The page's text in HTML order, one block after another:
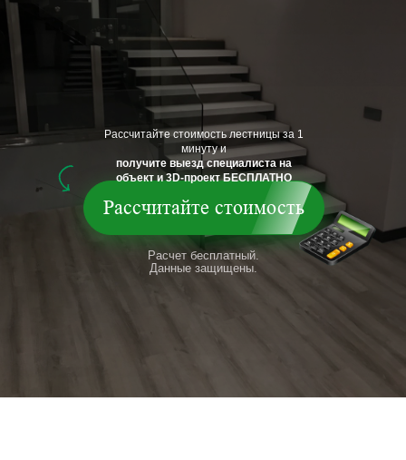
Рассчитайте стоимость
Расчет бесплатный.
Данные защищены.
Рассчитайте стоимость лестницы за 1
минуту и
получите выезд специалиста на
объект и 3D-проект БЕСПЛАТНО